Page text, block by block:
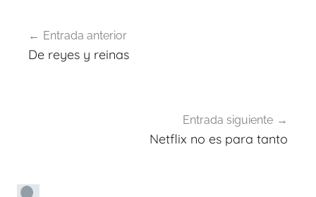
de
Entrada anterior
De reyes y reinas
Entrada siguiente
Netflix no es para tanto